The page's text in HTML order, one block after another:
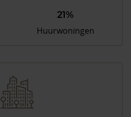
21%
Huurwoningen